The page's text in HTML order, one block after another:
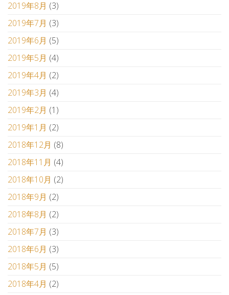
2019年8月 (3)
2019年7月 (3)
2019年6月 (5)
2019年5月 (4)
2019年4月 (2)
2019年3月 (4)
2019年2月 (1)
2019年1月 (2)
2018年12月 (8)
2018年11月 (4)
2018年10月 (2)
2018年9月 (2)
2018年8月 (2)
2018年7月 (3)
2018年6月 (3)
2018年5月 (5)
2018年4月 (2)